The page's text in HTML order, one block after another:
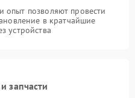
позволяют провести
в кратчайшие
устройства
запчасти